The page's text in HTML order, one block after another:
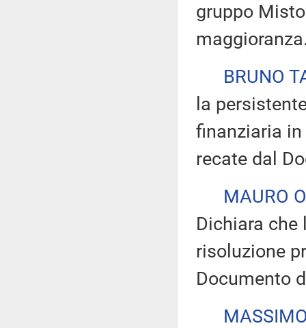
gruppo
BRUNO
la
finanziaria
recate dal
MAURO
Dichiara
risoluzione
Documento